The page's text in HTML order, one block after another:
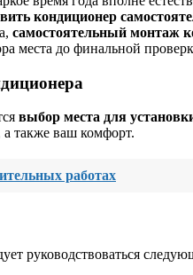
кондиционер
самостоятельный монтаж
места до финальной
выбор места для
а также ваш комфорт.
работах
руководствоваться